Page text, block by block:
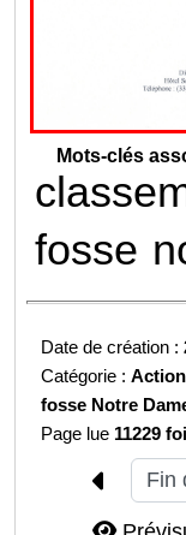
Mots-clés
fosse
Date de création :
Catégorie :
fosse Notre
Page lue 11229